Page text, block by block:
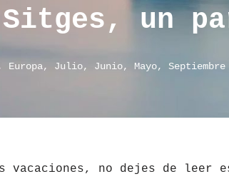
Sitges, un
Europa, Julio, Junio, Mayo, Septiembre
vacaciones, no dejes de leer